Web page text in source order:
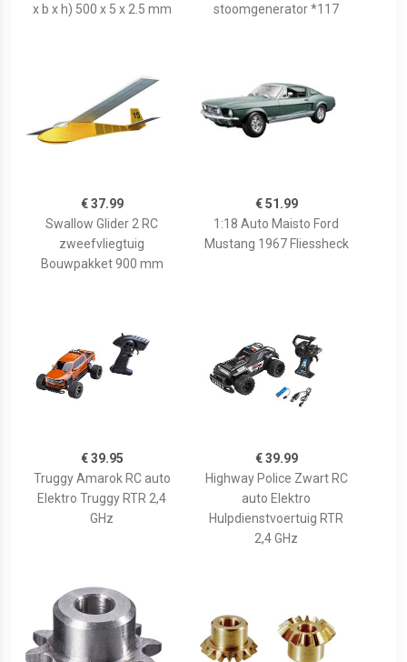
x b x h) 500 x 5 x 2.5 mm
stoomgenerator *117
€ 37.99
Swallow Glider 2 RC
zweefvliegtuig
Bouwpakket 900 mm
€ 51.99
1:18 Auto Maisto Ford
Mustang 1967 Fliessheck
€ 39.95
Truggy Amarok RC auto
Elektro Truggy RTR 2,4
GHz
€ 39.99
Highway Police Zwart RC
auto Elektro
Hulpdienstvoertuig RTR
2,4 GHz